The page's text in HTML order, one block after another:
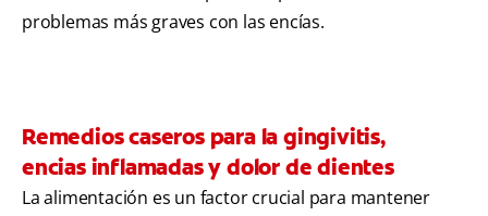
problemas más graves con las encías.
Remedios caseros para la gingivitis,
encias inflamadas y dolor de dientes
La alimentación es un factor crucial para mantener